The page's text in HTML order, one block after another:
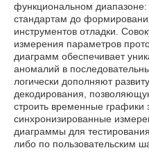
функциональном диапазоне:
стандартам до
инструментов отладки.
измерения параметров
диаграмм обеспечивает
аномалий в
логически дополняют
декодирования,
строить временные графики
синхронизированные
диаграммы для
либо по пользовательским